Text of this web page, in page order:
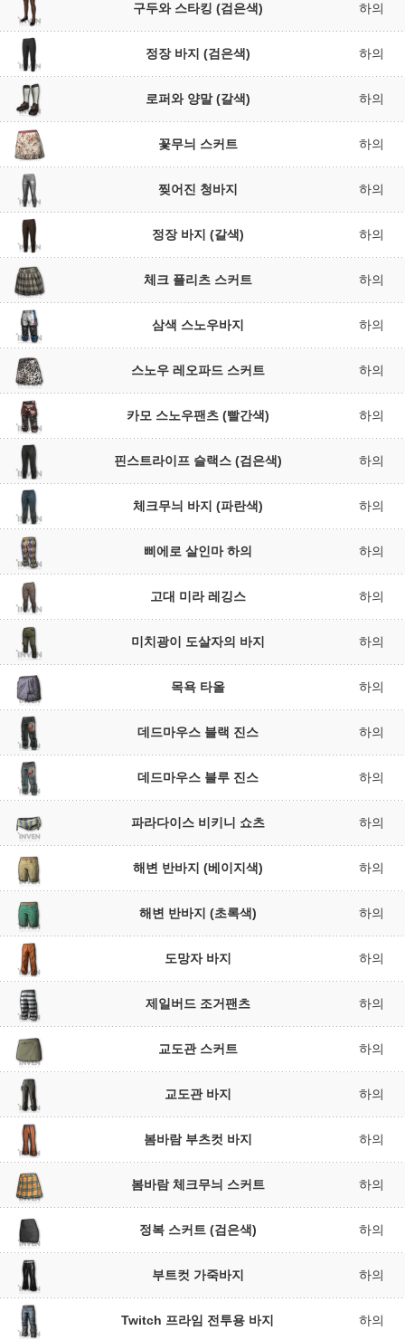
구두와 스타킹 (검은색) 하의
정장 바지 (검은색) 하의
로퍼와 양말 (갈색) 하의
꽃무늬 스커트 하의
찢어진 청바지 하의
정장 바지 (갈색) 하의
체크 플리츠 스커트 하의
삼색 스노우바지 하의
스노우 레오파드 스커트 하의
카모 스노우팬츠 (빨간색) 하의
핀스트라이프 슬랙스 (검은색) 하의
체크무늬 바지 (파란색) 하의
삐에로 살인마 하의 하의
고대 미라 레깅스 하의
미치광이 도살자의 바지 하의
목욕 타올 하의
데드마우스 블랙 진스 하의
데드마우스 블루 진스 하의
파라다이스 비키니 쇼츠 하의
해변 반바지 (베이지색) 하의
해변 반바지 (초록색) 하의
도망자 바지 하의
제일버드 조거팬츠 하의
교도관 스커트 하의
교도관 바지 하의
봄바람 부츠컷 바지 하의
봄바람 체크무늬 스커트 하의
정복 스커트 (검은색) 하의
부트컷 가죽바지 하의
Twitch 프라임 전투용 바지 하의